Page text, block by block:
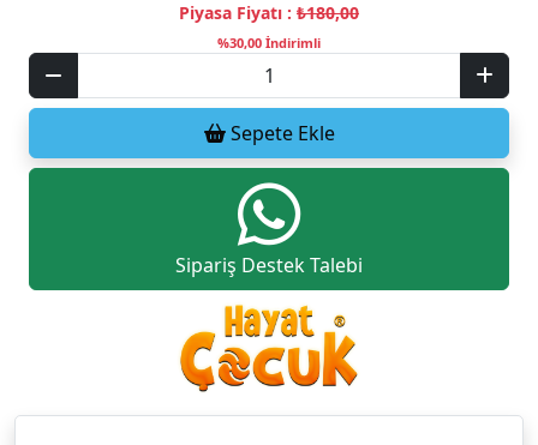
Piyasa Fiyatı : ₺180,00
%30,00 İndirimli
Sepete Ekle
Sipariş Destek Talebi